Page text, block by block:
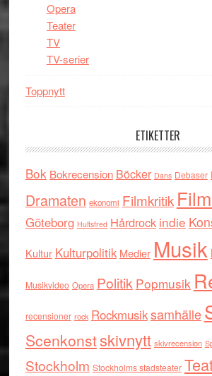
Opera
Teater
TV
TV-serier
Toppnytt
ETIKETTER
Bok Bokrecension Böcker Dans Debaser
Dramaten ekonomi Filmkritik
Göteborg Hultsfred Hårdrock indie
Kultur Kulturpolitik Medier Musik
Musikvideo Opera Politik Popmusik
recensioner rock Rockmusiksamhälle
Scenkonstskivnytt skivrecension
Stockholm Stockholms stadsteater